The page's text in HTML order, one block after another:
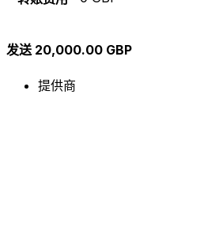
发送 20,000.00 GBP
提供商